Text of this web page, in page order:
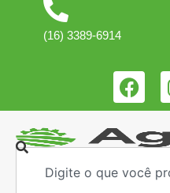
(16) 3389-6914